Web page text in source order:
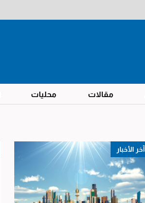
مقالات محليات
آخر الأخبار